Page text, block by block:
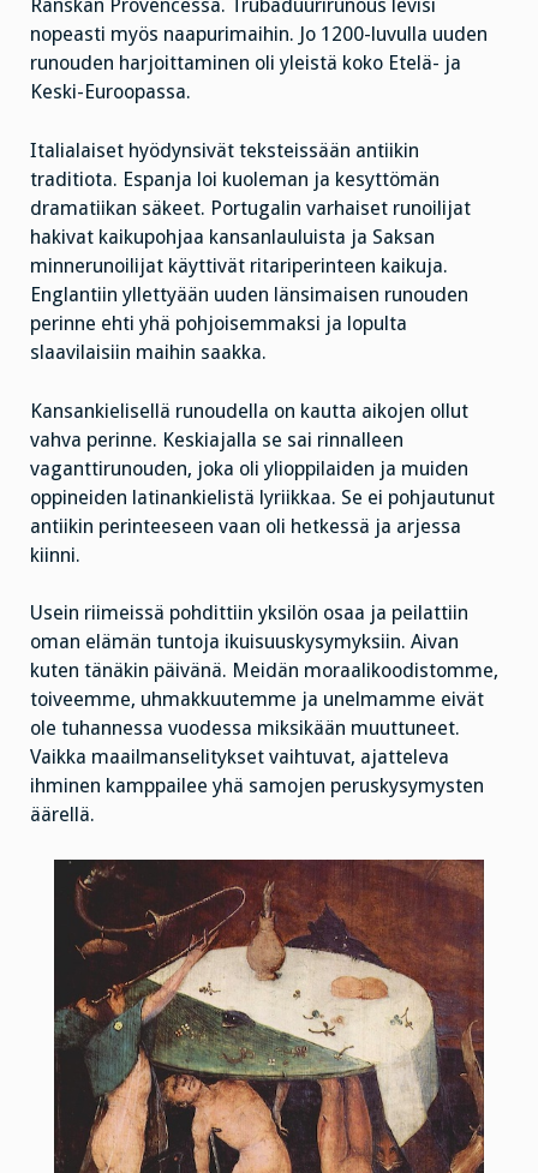
Ranskan Provencessa. Trubaduurirunous levisi
nopeasti myös naapurimaihin. Jo 1200-luvulla uuden
runouden harjoittaminen oli yleistä koko Etelä- ja
Keski-Euroopassa.
Italialaiset hyödynsivät teksteissään antiikin
traditiota. Espanja loi kuoleman ja kesyttömän
dramatiikan säkeet. Portugalin varhaiset runoilijat
hakivat kaikupohjaa kansanlauluista ja Saksan
minnerunoilijat käyttivät ritariperinteen kaikuja.
Englantiin yllettyään uuden länsimaisen runouden
perinne ehti yhä pohjoisemmaksi ja lopulta
slaavilaisiin maihin saakka.
Kansankielisellä runoudella on kautta aikojen ollut
vahva perinne. Keskiajalla se sai rinnalleen
vaganttirunouden, joka oli ylioppilaiden ja muiden
oppineiden latinankielistä lyriikkaa. Se ei pohjautunut
antiikin perinteeseen vaan oli hetkessä ja arjessa
kiinni.
Usein riimeissä pohdittiin yksilön osaa ja peilattiin
oman elämän tuntoja ikuisuuskysymyksiin. Aivan
kuten tänäkin päivänä. Meidän moraalikoodistomme,
toiveemme, uhmakkuutemme ja unelmamme eivät
ole tuhannessa vuodessa miksikään muuttuneet.
Vaikka maailmanselitykset vaihtuvat, ajatteleva
ihminen kamppailee yhä samojen peruskysymysten
äärellä.